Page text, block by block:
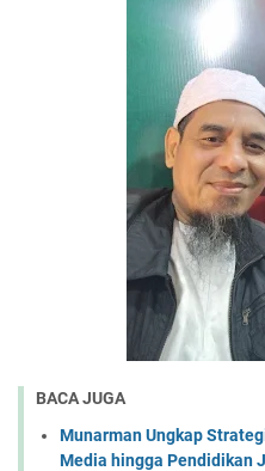
BACA JUGA
Munarman Ungkap
Media hingga Pendidikan